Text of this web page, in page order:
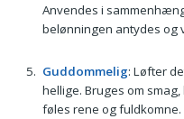
Anvendes i
belønningen antydes
Guddommelig: Løfter
hellige. Bruges om
føles rene og